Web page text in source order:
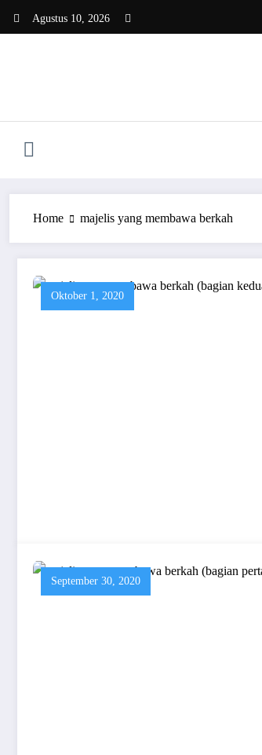
Agustus 10, 2026
Home majelis yang membawa berkah
Oktober 1, 2020
September 30, 2020